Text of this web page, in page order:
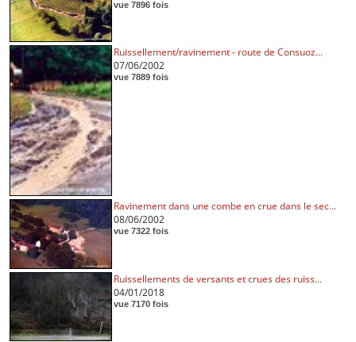
vue 7896 fois
Ruissellement/ravinement - route de Consuoz...
07/06/2002
vue 7889 fois
Ravinement dans une combe en crue dans le sec...
08/06/2002
vue 7322 fois
Ruissellements de versants et crues des ruiss...
04/01/2018
vue 7170 fois